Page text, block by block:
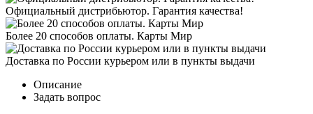
Официальный дистрибьютор. Гарантия качества!
Более 20 способов оплаты. Карты Мир
Доставка по России курьером или в пункты выдачи
Описание
Задать вопрос